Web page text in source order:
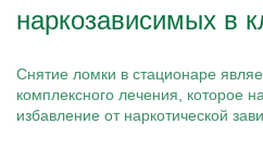
наркозависимых в
Снятие ломки в стационаре
комплексного лечения, которое
избавление от наркотической